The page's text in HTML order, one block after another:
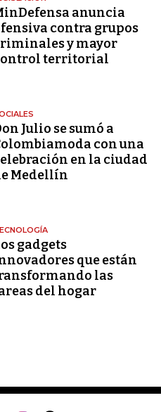
anuncia
contra grupos
y mayor
territorial
Julio se sumó a
con una
en la ciudad
Medellín
gadgets
que están
las
del hogar